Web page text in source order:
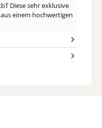
Diese sehr exklusive
einem hochwertigen